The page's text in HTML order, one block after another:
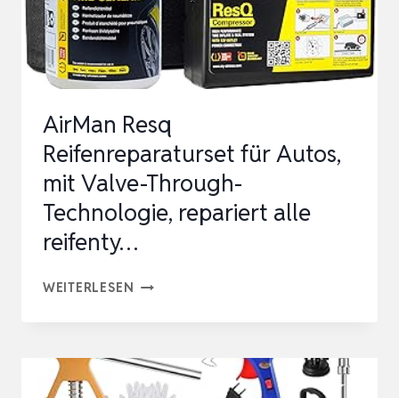
MM
PATCHE
UND
STANG…
AirMan Resq
Reifenreparaturset für Autos,
mit Valve-Through-
Technologie, repariert alle
reifenty…
WEITERLESEN AIRMAN
FÜR
AUTOS,